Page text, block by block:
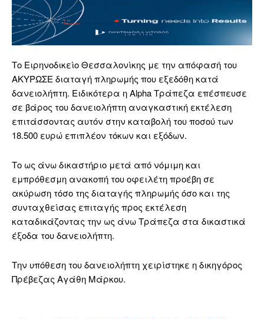
Το Ειρηνοδικείο Θεσσαλονίκης με την απόφασή του
ΑΚΥΡΩΣΕ διαταγή πληρωμής που εξεδόθη κατά
δανειολήπτη. Ειδικότερα η Alpha Τράπεζα επέσπευσε
σε βάρος του δανειολήπτη αναγκαστική εκτέλεση
επιτάσσοντας αυτόν στην καταβολή του ποσού των
18.500 ευρώ επιπλέον τόκων και εξόδων.
Το ως άνω δικαστήριο μετά από νόμιμη και
εμπρόθεσμη ανακοπή του οφειλέτη προέβη σε
ακύρωση τόσο της διαταγής πληρωμής όσο και της
συνταχθείσας επιταγής προς εκτέλεση
καταδικάζοντας την ως άνω Τράπεζα στα δικαστικά
έξοδα του δανειολήπτη.
Την υπόθεση του δανειολήπτη χειρίστηκε η δικηγόρος
Πρέβεζας Αγάθη Μάρκου.